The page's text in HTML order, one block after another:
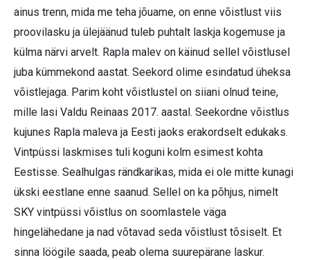
ainus trenn, mida me teha jõuame, on enne võistlust viis
proovilasku ja ülejäänud tuleb puhtalt laskja kogemuse ja
külma närvi arvelt. Rapla malev on käinud sellel võistlusel
juba kümmekond aastat. Seekord olime esindatud üheksa
võistlejaga. Parim koht võistlustel on siiani olnud teine,
mille lasi Valdu Reinaas 2017. aastal. Seekordne võistlus
kujunes Rapla maleva ja Eesti jaoks erakordselt edukaks.
Vintpüssi laskmises tuli koguni kolm esimest kohta
Eestisse. Sealhulgas rändkarikas, mida ei ole mitte kunagi
ükski eestlane enne saanud. Sellel on ka põhjus, nimelt
SKY vintpüssi võistlus on soomlastele väga
hingelähedane ja nad võtavad seda võistlust tõsiselt. Et
sinna löögile saada, peab olema suurepärane laskur.